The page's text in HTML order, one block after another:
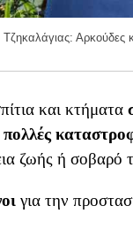
Αρκούδες
και κτήματα
πολλές
ζωής ή σοβαρό
για την